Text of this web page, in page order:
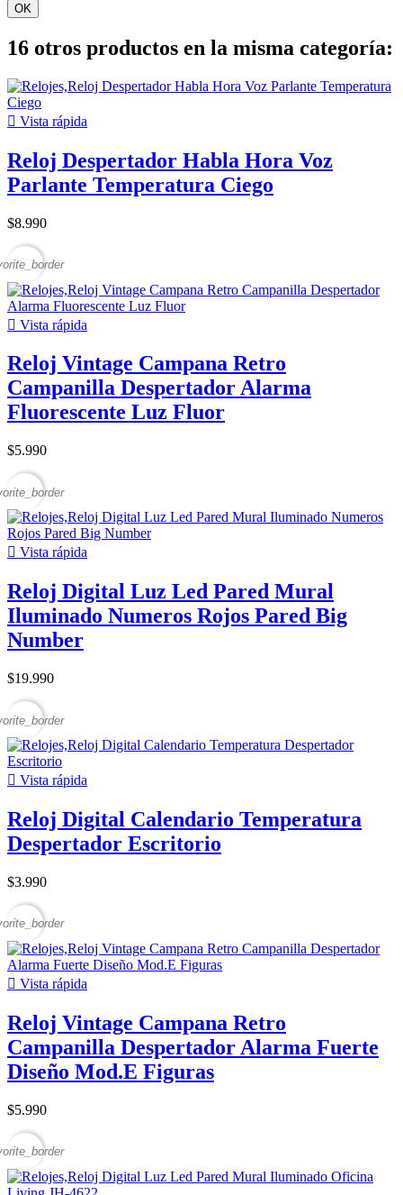
OK
16 otros productos en la misma categoría:
 Vista rápida
Reloj Despertador Habla Hora Voz
Parlante Temperatura Ciego
$8.990
 Vista rápida
Reloj Vintage Campana Retro
Campanilla Despertador Alarma
Fluorescente Luz Fluor
$5.990
 Vista rápida
Reloj Digital Luz Led Pared Mural
Iluminado Numeros Rojos Pared Big
Number
$19.990
 Vista rápida
Reloj Digital Calendario Temperatura
Despertador Escritorio
$3.990
 Vista rápida
Reloj Vintage Campana Retro
Campanilla Despertador Alarma Fuerte
Diseño Mod.E Figuras
$5.990